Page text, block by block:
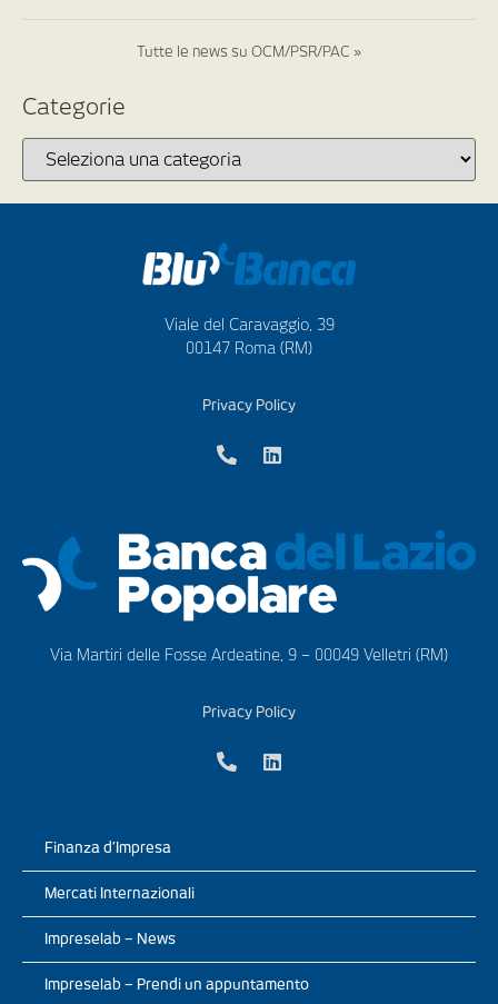
Tutte le news su OCM/PSR/PAC »
Categorie
Viale del Caravaggio, 39
00147 Roma (RM)
Privacy Policy
Via Martiri delle Fosse Ardeatine, 9 – 00049 Velletri (RM)
Privacy Policy
Finanza d’Impresa
Mercati Internazionali
Impreselab – News
Impreselab – Prendi un appuntamento